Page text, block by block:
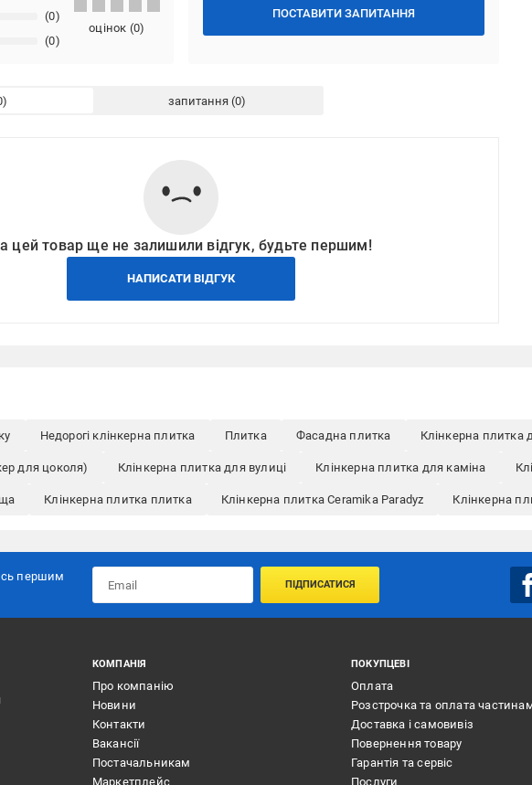
ПОСТАВИТИ ЗАПИТАННЯ
(0)
(0)
оцінок (0)
запитання
цей товар ще не залишили відгук, будьте першим!
НАПИСАТИ ВІДГУК
Недорогі клінкерна плитка Плитка Фасадна плитка Клінкерна плитка
для цоколя) Клінкерна плитка для вулиці Клінкерна плитка для каміна
Клінкерна плитка плитка Клінкерна плитка Ceramika Paradyz Клінкерна
першим
ПІДПИСАТИСЯ
КОМПАНІЯ
Про компанію
Новини
Контакти
Вакансії
Постачальникам
Маркетплейс
ПОКУПЦЕВІ
Оплата
Розстрочка та оплата
Доставка і самовивіз
Повернення товару
Гарантія та сервіс
Послуги